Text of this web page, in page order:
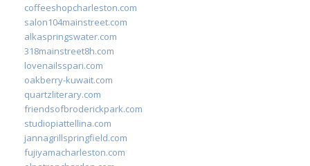
coffeeshopcharleston.com
salon104mainstreet.com
alkaspringswater.com
318mainstreet8h.com
lovenailsspari.com
oakberry-kuwait.com
quartzliterary.com
friendsofbroderickpark.com
studiopiattellina.com
jannagrillspringfield.com
fujiyamacharleston.com